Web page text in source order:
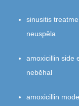
sinusitis
neuspěla
amoxicillin side
neběhal
amoxicillin